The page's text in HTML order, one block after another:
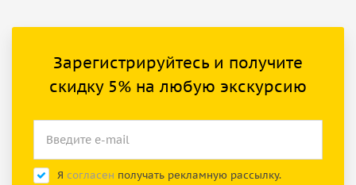
Зарегистрируйтесь и получите
скидку 5% на любую экскурсию
Я согласен получать рекламную рассылку.